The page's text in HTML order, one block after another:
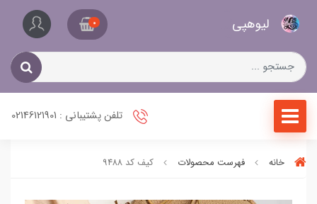
لیو‌هپی 0
تلفن پشتیبانی : 02146121901
خانه فهرست محصولات کیف کد ۹۴۸۸